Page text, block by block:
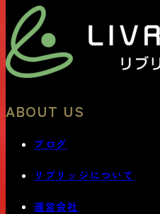
ABOUT US
ブログ
リブリッジについて
運営会社